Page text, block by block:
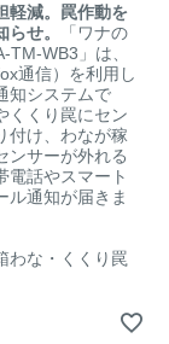
軽減。罠作動を
らせ。
「ワナの
TM-WB3」は、
通信）を利用し
知システムで
くくり罠にセン
付け、わなが稼
ンサーが外れる
電話やスマート
ル通知が届きま
わな・くくり罠